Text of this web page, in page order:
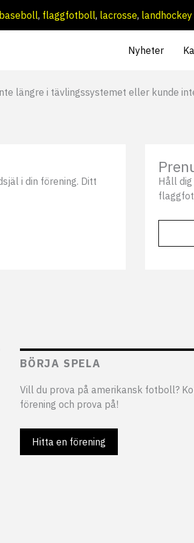
baseboll, flaggfotboll, lacrosse, landhockey
Nyheter
längre i tävlingssystemet eller kunde
i din förening. Ditt
Håll
BÖRJA SPELA
Vill du prova på amerikansk fotboll?
förening och prova på!
Hitta en förening